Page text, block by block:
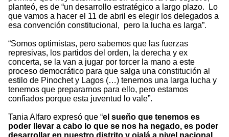
planteó, es de “un desarrollo estratégico a largo plazo. Lo
que vamos a hacer el 11 de abril es elegir los delegados a
esa convención constitucional, pero la lucha es larga”.
“Somos optimistas, pero sabemos que las fuerzas
represivas, los partidos del orden, la derecha y ex
concerta, se la van a jugar por torcer la mano a este
proceso democrático para que salga una constitución al
estilo de Pinochet y Lagos (…) tenemos una larga lucha y
tenemos que prepararnos para ello, pero estamos
confiados porque esta juventud lo vale”.
Tania Alfaro expresó que “el sueño que tenemos es
poder llevar a cabo lo que se nos ha negado, es poder